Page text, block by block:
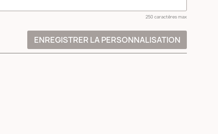
250 caractères max
ENREGISTRER LA PERSONNALISATION